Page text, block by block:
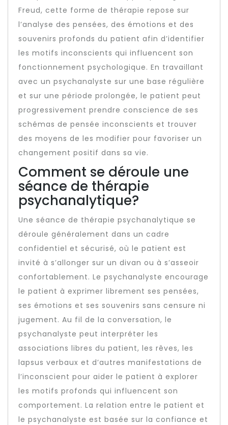
Freud, cette forme de thérapie repose sur
l’analyse des pensées, des émotions et des
souvenirs profonds du patient afin d’identifier
les motifs inconscients qui influencent son
fonctionnement psychologique. En travaillant
avec un psychanalyste sur une base régulière
et sur une période prolongée, le patient peut
progressivement prendre conscience de ses
schémas de pensée inconscients et trouver
des moyens de les modifier pour favoriser un
changement positif dans sa vie.
Comment se déroule une
séance de thérapie
psychanalytique?
Une séance de thérapie psychanalytique se
déroule généralement dans un cadre
confidentiel et sécurisé, où le patient est
invité à s’allonger sur un divan ou à s’asseoir
confortablement. Le psychanalyste encourage
le patient à exprimer librement ses pensées,
ses émotions et ses souvenirs sans censure ni
jugement. Au fil de la conversation, le
psychanalyste peut interpréter les
associations libres du patient, les rêves, les
lapsus verbaux et d’autres manifestations de
l’inconscient pour aider le patient à explorer
les motifs profonds qui influencent son
comportement. La relation entre le patient et
le psychanalyste est basée sur la confiance et